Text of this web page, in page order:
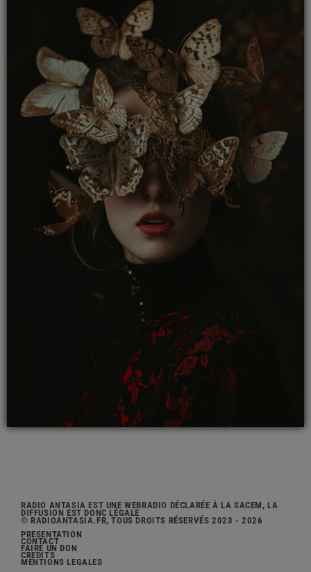
RADIO ANTASIA EST UNE WEBRADIO DÉCLARÉE À LA SACEM, LA
DIFFUSION EST DONC LÉGALE
© RADIOANTASIA.FR, TOUS DROITS RÉSERVÉS 2023 - 2026
PRÉSENTATION
CONTACT
FAIRE UN DON
CRÉDITS
MENTIONS LÉGALES